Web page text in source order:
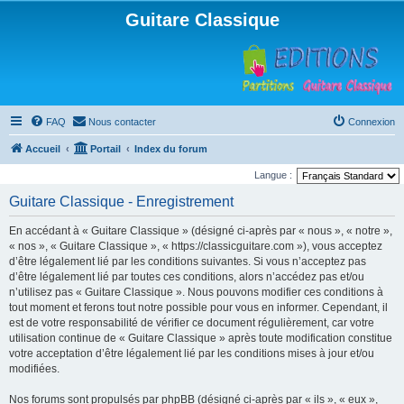
Guitare Classique
FAQ Nous contacter Connexion
Accueil Portail Index du forum
Langue :
Guitare Classique - Enregistrement
En accédant à « Guitare Classique » (désigné ci-après par « nous », « notre »,
« nos », « Guitare Classique », « https://classicguitare.com »), vous acceptez
d’être légalement lié par les conditions suivantes. Si vous n’acceptez pas
d’être légalement lié par toutes ces conditions, alors n’accédez pas et/ou
n’utilisez pas « Guitare Classique ». Nous pouvons modifier ces conditions à
tout moment et ferons tout notre possible pour vous en informer. Cependant, il
est de votre responsabilité de vérifier ce document régulièrement, car votre
utilisation continue de « Guitare Classique » après toute modification constitue
votre acceptation d’être légalement lié par les conditions mises à jour et/ou
modifiées.
Nos forums sont propulsés par phpBB (désigné ci-après par « ils », « eux »,